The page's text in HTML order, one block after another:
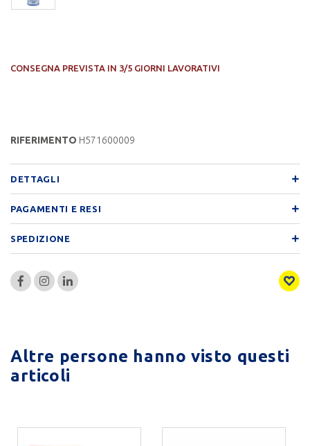
CONSEGNA PREVISTA IN 3/5 GIORNI LAVORATIVI
RIFERIMENTO H571600009
DETTAGLI
PAGAMENTI E RESI
SPEDIZIONE
Altre persone hanno visto questi
articoli